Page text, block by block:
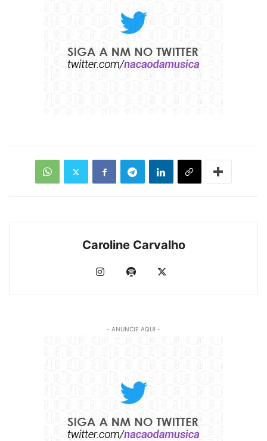
Caroline Carvalho
- ANUNCIE AQUI -